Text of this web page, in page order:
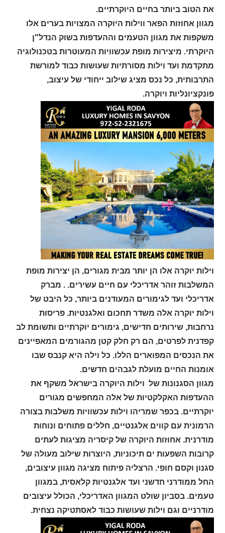
את הטוב ביותר בחיים היוקרתיים.
מגוון אחוזות הפאר ווילות היוקרה המצויות בערים אלו
משקפות את מגוון הטעמים וההעדפות בשוק הנדל"ן
היוקרתי. מיצירות מופת עכשוויות המעוטרות בטכנולוגיה
מתקדמת ועד וילות מסורתיות שעושות כבוד למורשת
התרבותית, כל נכס מציג שילוב ייחודי של עיצוב,
פונקציונליות ויוקרה.
וילות יוקרה אלו הן יותר מבית מגורים, הן יצירות מופת
המשלבות זוהר אדריכלי עם חיים עשירים. . מברק
אדריכלי ועד לגימורים המעודנים ביותר, כל היבט של
וילות יוקרה אלה משדר תחכום ואלגנטיות. פריסות
נרחבות, שירותים חדישים, גימורים יוקרתיים ותשומת לב
קפדנית לפרטים, הם רק חלק קטן מהגורמים המאפיינים
את הנכסים המפוארים הללו. כל וילה היא קנבס שבו
אומנות החיים מועלת לגבהים חדשים.
מגוון הסגנונות של וילות היוקרה בישראל משקף את
ההעדפות האקלקטיות של אלה המחפשים מגורים
יוקרתיים. בכפר שמריהו וילות עכשוויות משלבות בצורה
הרמונית עם קווים אלגנטיים, חללים פתוחים ונוחות
מודרנית. אחוזות היוקרה של קיסריה מציגות לעתים
קרובות השפעות ים תיכוניות, היוצרות שילוב מעולה של
סגנון וקסם חופי. הרצליה פיתוח מציגה מגוון עיצובים,
החל ממודרני חדשני ועד אלגנטיות קלאסית, במגוון
טעמים. בסביון שולט המגוון האדריכלי, הכולל עיצובים
מודרניים וגם וילות שעושות כבוד לאסתטיקה נצחית.